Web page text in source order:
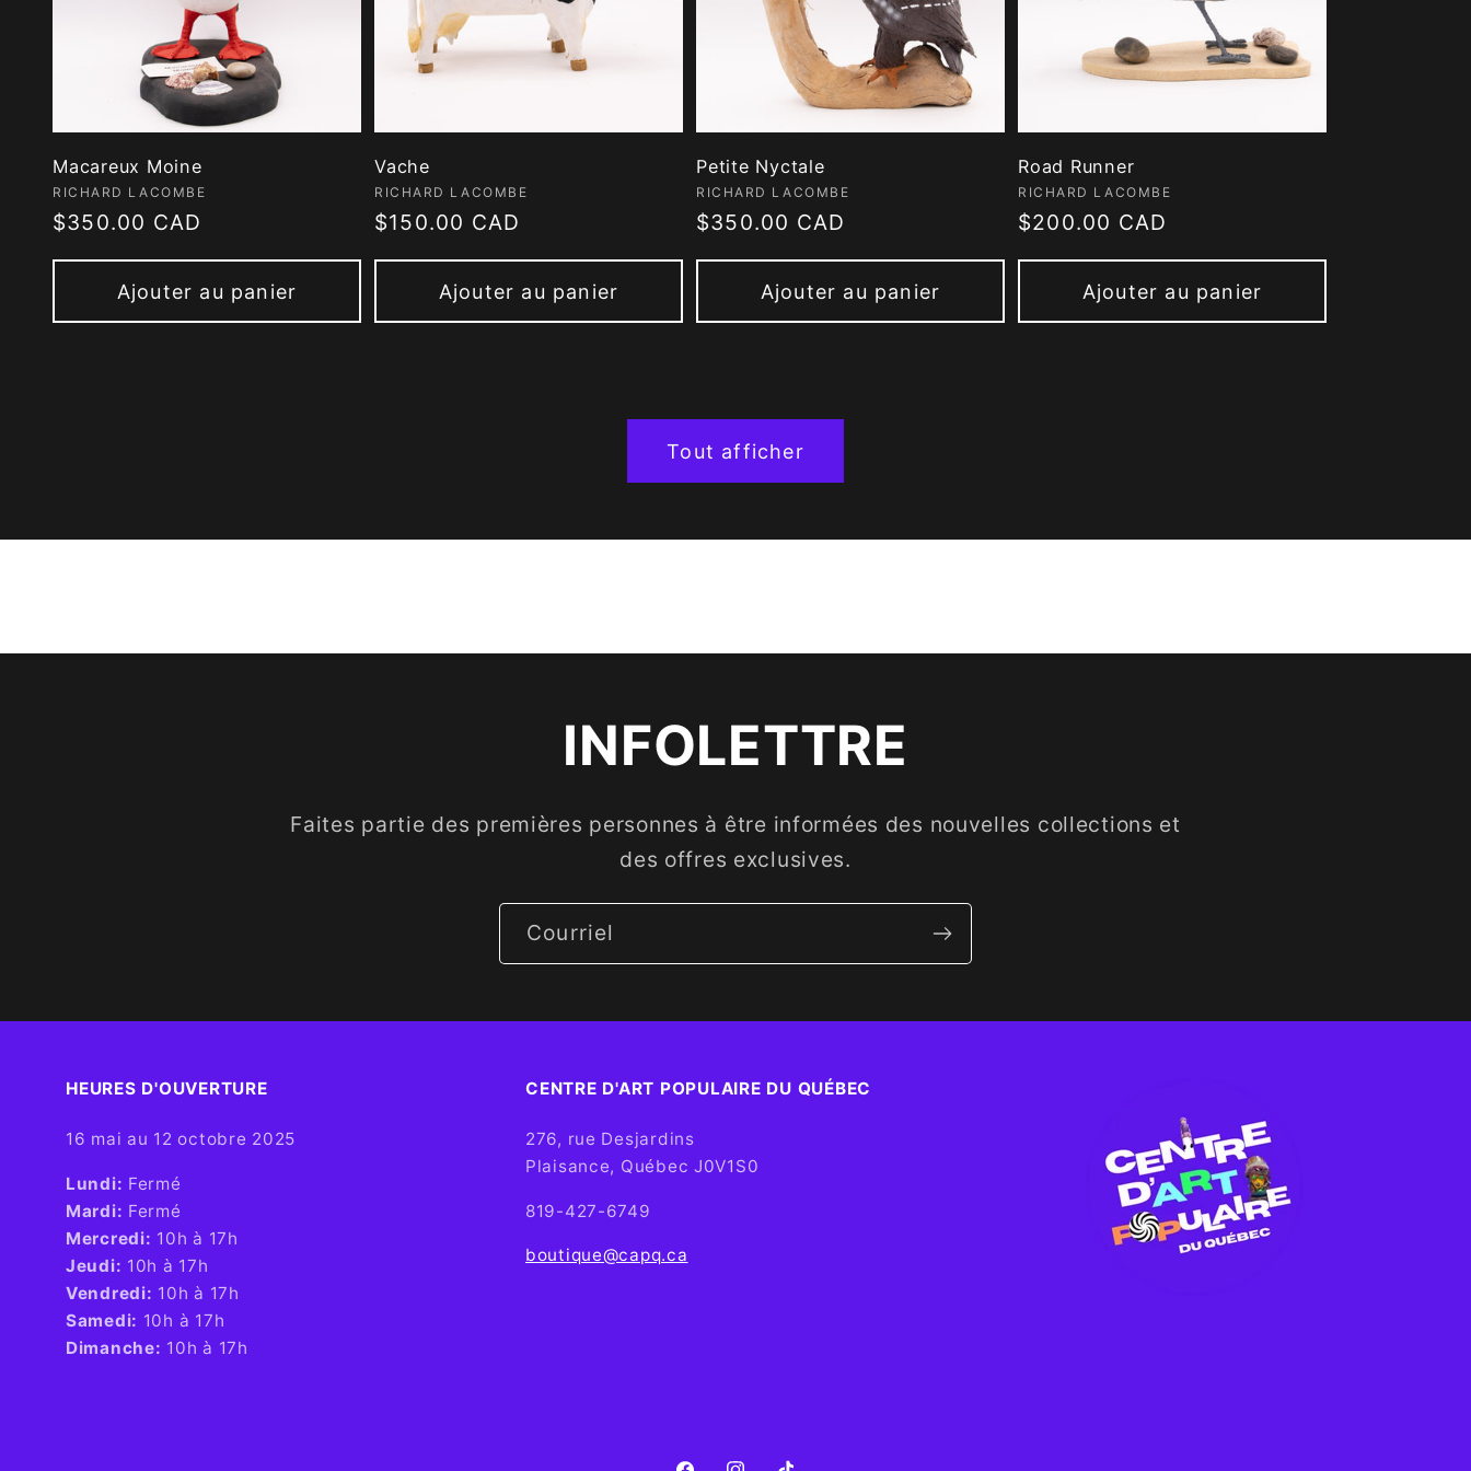
Macareux Moine
Fournisseur :
RICHARD LACOMBE
Prix
$350.00 CAD
Ajouter au panier
Vache
Fournisseur :
RICHARD LACOMBE
Prix
$150.00 CAD
Ajouter au panier
Petite Nyctale
Fournisseur :
RICHARD LACOMBE
Prix
$350.00 CAD
Ajouter au panier
Road Runner
Fournisseur :
RICHARD LACOMBE
Prix
$200.00 CAD
Ajouter au panier
Tout afficher
INFOLETTRE
Faites partie des premières personnes à être informées des nouvelles collections et
des offres exclusives.
Courriel
HEURES D'OUVERTURE​
16 mai au 12 octobre 2025
​Lundi: Fermé
Mardi: Fermé
Mercredi: 10h à 17h
Jeudi: 10h à 17h
Vendredi: 10h à 17h
Samedi: 10h à 17h
Dimanche: 10h à 17h
CENTRE D'ART POPULAIRE DU QUÉBEC
276, rue Desjardins
Plaisance, Québec J0V1S0
819-427-6749
boutique@capq.ca